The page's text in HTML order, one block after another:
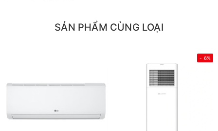
SẢN PHẨM CÙNG LOẠI
- 6%